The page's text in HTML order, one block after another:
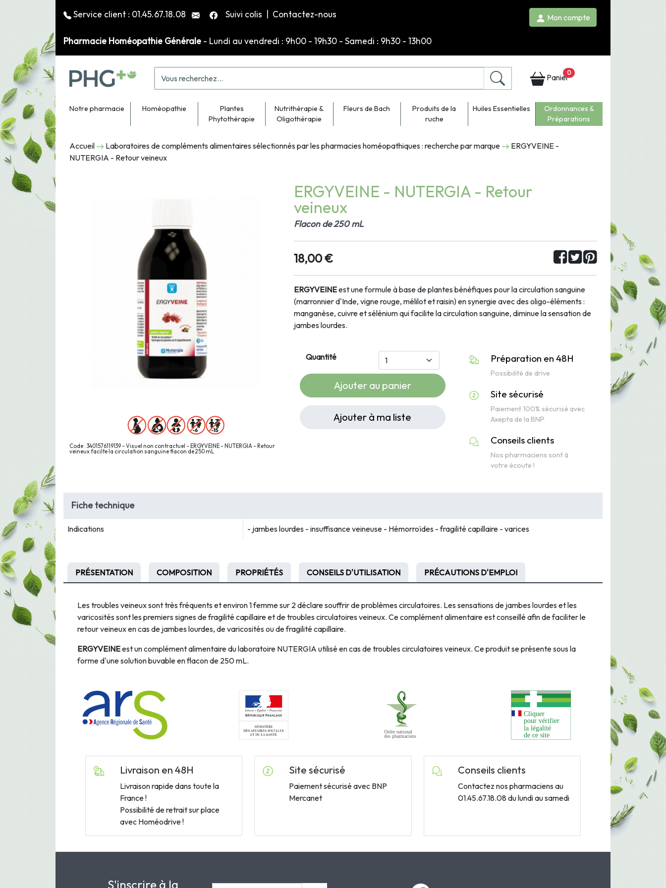
Service client : 01.45.67.18.08 Suivi colis Contactez-nous Mon compte
Pharmacie Homéopathie Générale - Lundi au vendredi : 9h00 - 19h30 - Samedi : 9h30 - 13h00
Panier0
Notre pharmacie Homéopathie
Plantes
Phytothérapie
Nutrithérapie &
Oligothérapie
Fleurs de Bach
Produits de la
ruche
Huiles Essentielles
Ordonnances &
Préparations
Accueil Laboratoires de compléments alimentaires sélectionnés par les pharmacies homéopathiques : recherche par marque
ERGYVEINE -
NUTERGIA - Retour veineux
Code : 3401576119139 - Visuel non contractuel - ERGYVEINE - NUTERGIA - Retour
veineux facilte la circulation sanguine flacon de 250 mL
ERGYVEINE - NUTERGIA - Retour
veineux
Flacon de 250 mL
18,00 €
ERGYVEINEest une formule à base de plantes bénéfiques pour la circulation sanguine
(marronnier d'Inde, vigne rouge, mélilot et raisin) en synergie avec des oligo-éléments :
manganèse, cuivre et sélénium qui facilite la circulation sanguine, diminue la sensation de
jambes lourdes.
Quantité
Ajouter au panier
Ajouter à ma liste
Préparation en 48H
Possibilité de drive
Site sécurisé
Paiement 100% sécurisé avec
Axepta de la BNP
Conseils clients
Nos pharmaciens sont à
votre écoute !
Fiche technique
Indications - jambes lourdes - insuffisance veineuse - Hémorroïdes - fragilité capillaire - varices
PRÉSENTATION COMPOSITION PROPRIÉTÉS CONSEILS D'UTILISATION PRÉCAUTIONS D'EMPLOI
Les troubles veineux sont très fréquents et environ 1 femme sur 2 déclare souffrir de problèmes circulatoires. Les sensations de jambes lourdes et les
varicosités sont les premiers signes de fragilité capillaire et de troubles circulatoires veineux. Ce complément alimentaire est conseillé afin de faciliter le
retour veineux en cas de jambes lourdes, de varicosités ou de fragilité capillaire.
ERGYVEINEest un complément alimentaire du laboratoire NUTERGIA utilisé en cas de troubles circulatoires veineux. Ce produit se présente sous la
forme d'une solution buvable en flacon de 250 mL.
Livraison en 48H
Livraison rapide dans toute la
France !
Possibilité de retrait sur place
avec Homéodrive !
Site sécurisé
Paiement sécurisé avec BNP
Mercanet
Conseils clients
Contactez nos pharmaciens au
01.45.67.18.08 du lundi au samedi
S'inscrire à la